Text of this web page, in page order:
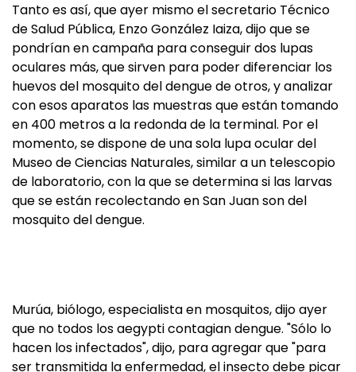
Tanto es así, que ayer mismo el secretario Técnico
de Salud Pública, Enzo González Iaiza, dijo que se
pondrían en campaña para conseguir dos lupas
oculares más, que sirven para poder diferenciar los
huevos del mosquito del dengue de otros, y analizar
con esos aparatos las muestras que están tomando
en 400 metros a la redonda de la terminal. Por el
momento, se dispone de una sola lupa ocular del
Museo de Ciencias Naturales, similar a un telescopio
de laboratorio, con la que se determina si las larvas
que se están recolectando en San Juan son del
mosquito del dengue.
Murúa, biólogo, especialista en mosquitos, dijo ayer
que no todos los aegypti contagian dengue. "Sólo lo
hacen los infectados", dijo, para agregar que "para
ser transmitida la enfermedad, el insecto debe picar